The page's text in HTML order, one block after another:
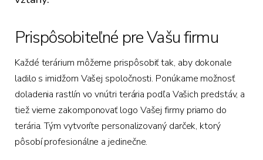
Prispôsobiteľné pre Vašu firmu
Každé terárium môžeme prispôsobiť tak, aby dokonale
ladilo s imidžom Vašej spoločnosti. Ponúkame možnosť
doladenia rastlín vo vnútri terária podľa Vašich predstáv, a
tiež vieme zakomponovať logo Vašej firmy priamo do
terária. Tým vytvoríte personalizovaný darček, ktorý
pôsobí profesionálne a jedinečne.